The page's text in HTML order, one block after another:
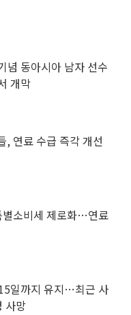
념 동아시아 남자 선수
개막
, 연료 수급 즉각 개선
별소비세 제로화…연료
일까지 유지…최근 사
사망